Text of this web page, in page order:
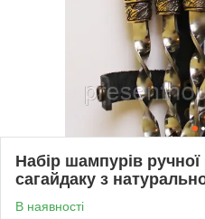
Набір шампурів ручної
сагайдаку з
В наявності